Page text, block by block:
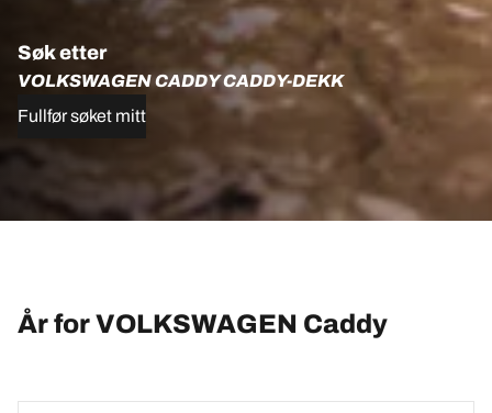
Søk etter
VOLKSWAGEN CADDY CADDY-DEKK
Fullfør søket mitt
År for VOLKSWAGEN Caddy